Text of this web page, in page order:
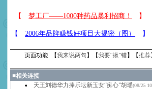
页面功能 【我来说两句 】【我要“揪”错】【推荐
■相关连接
天王刘德华力捧乐坛新玉女“痴心”胡瑶(08/25